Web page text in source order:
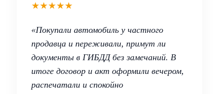
★★★★★
«Покупали автомобиль у частного
продавца и переживали, примут ли
документы в ГИБДД без замечаний. В
итоге договор и акт оформили вечером,
распечатали и спокойно